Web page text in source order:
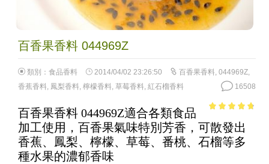
百香果香料 044969Z
類別： 食品香料 2014/04/02 23:26:50 百香果香料, 044969Z,
香蕉香料, 鳳梨香料, 檸檬香料, 草莓香料, 紅石榴香料 16508
5
百香果香料 044969Z適合各類食品
加工使用，百香果氣味特別芳香，可散發出
香蕉、鳳梨、檸檬、草莓、番桃、石榴等多
種水果的濃郁香味